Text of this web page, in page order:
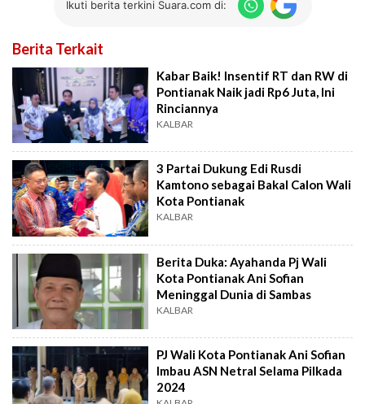
Ikuti berita terkini Suara.com di:
Berita Terkait
Kabar Baik! Insentif RT dan RW di
Pontianak Naik jadi Rp6 Juta, Ini
Rinciannya
KALBAR
3 Partai Dukung Edi Rusdi
Kamtono sebagai Bakal Calon Wali
Kota Pontianak
KALBAR
Berita Duka: Ayahanda Pj Wali
Kota Pontianak Ani Sofian
Meninggal Dunia di Sambas
KALBAR
PJ Wali Kota Pontianak Ani Sofian
Imbau ASN Netral Selama Pilkada
2024